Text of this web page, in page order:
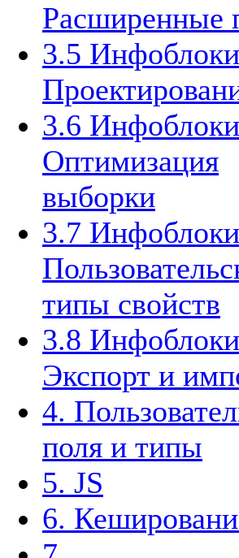
Расширенные
3.5
3.6
Оптимизация
выборки
3.7
типы свойств
3.8
Экспорт и
4.
поля и типы
5. JS
6.